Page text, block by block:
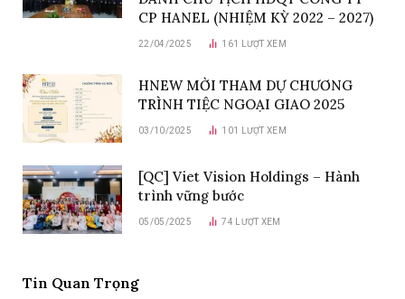
CP HANEL (NHIỆM KỲ 2022 – 2027)
22/04/2025 161 LƯỢT XEM
HNEW MỜI THAM DỰ CHƯƠNG
TRÌNH TIỆC NGOẠI GIAO 2025
03/10/2025 101 LƯỢT XEM
[QC] Viet Vision Holdings – Hành
trình vững bước
05/05/2025 74 LƯỢT XEM
Tin Quan Trọng